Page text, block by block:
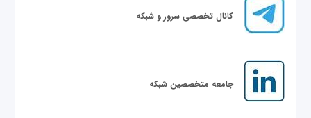
کانال تخصصی سرور و شبکه
جامعه متخصصین شبکه